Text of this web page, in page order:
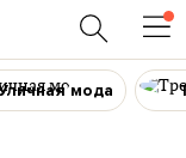
мода